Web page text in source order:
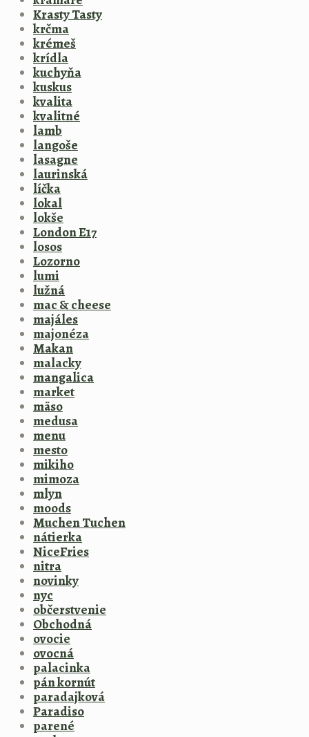
Krasty Tasty
krčma
krémeš
krídla
kuchyňa
kuskus
kvalita
kvalitné
lamb
langoše
lasagne
laurinská
líčka
lokal
lokše
London E17
losos
Lozorno
lumi
lužná
mac & cheese
majáles
majonéza
Makan
malacky
mangalica
market
mäso
medusa
menu
mesto
mikiho
mimoza
mlyn
moods
Muchen Tuchen
nátierka
NiceFries
nitra
novinky
nyc
občerstvenie
Obchodná
ovocie
ovocná
palacinka
pán kornút
paradajková
Paradiso
parené